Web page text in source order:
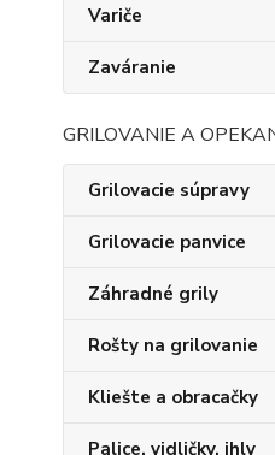
Variče
Zaváranie
GRILOVANIE A
Grilovacie súpravy
Grilovacie panvice
Záhradné grily
Rošty na grilovanie
Kliešte a obracačky
Palice, vidličky, ihly